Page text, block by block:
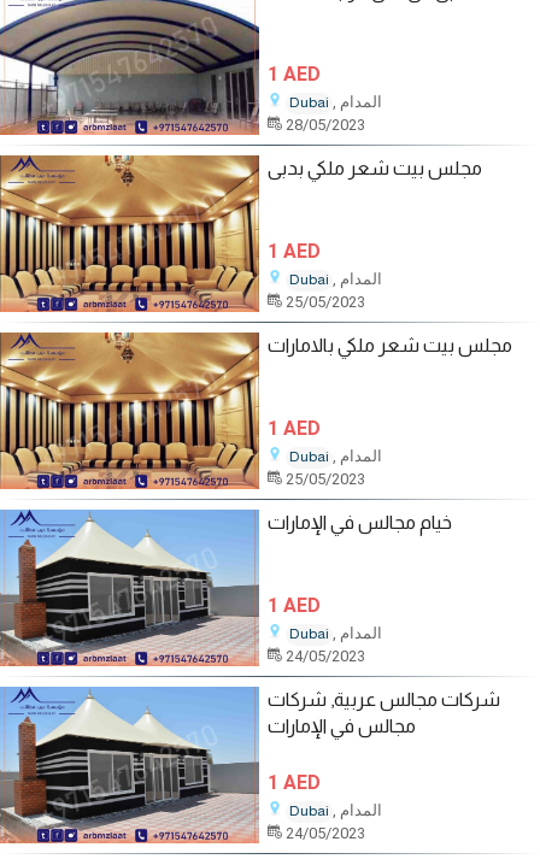
1 AED
Dubai
, المدام
28/05/2023
مجلس بيت شعر ملكي بدبى
1 AED
Dubai
, المدام
25/05/2023
مجلس بيت شعر ملكي بالامارات
1 AED
Dubai
, المدام
25/05/2023
خيام مجالس في الإمارات
1 AED
Dubai
, المدام
24/05/2023
شركات مجالس عربية, شركات
مجالس في الإمارات
1 AED
Dubai
, المدام
24/05/2023